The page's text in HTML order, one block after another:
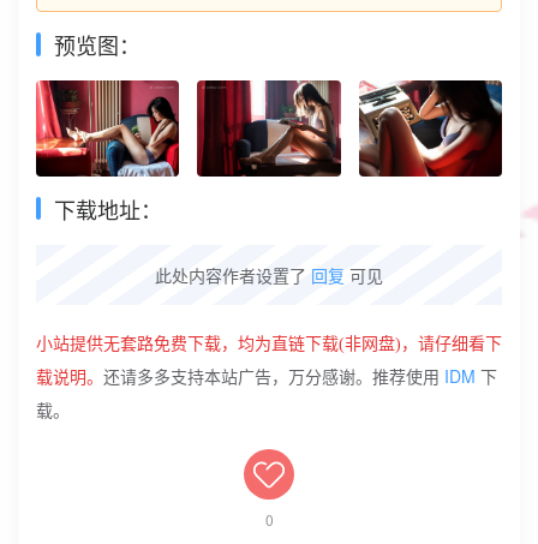
预览图：
下载地址：
此处内容作者设置了 回复 可见
小站提供无套路免费下载， 均为直链下载(非网盘) ，请仔细看下
载说明。 还请多多支持本站广告，万分感谢。推荐使用 IDM 下
载。
0